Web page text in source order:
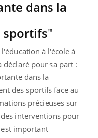
dans la
sportifs"
à l'école à
déclaré pour sa part :
dans la
des sportifs face au
précieuses sur
interventions pour
important